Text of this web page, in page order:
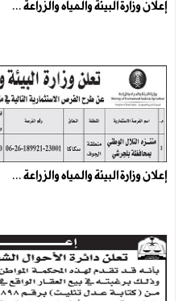
إعلان وزارة البيئة والمياه والزراعة ...
إعلان وزارة البيئة والمياه والزراعة ...